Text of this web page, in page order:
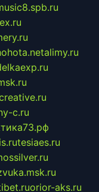
alimy.ru
c.ru
tesiaes.ru
orior-aks.ru